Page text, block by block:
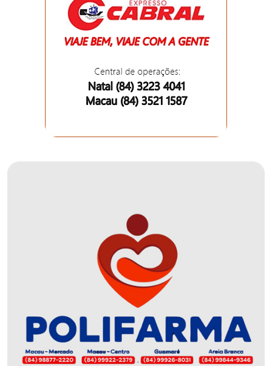
PREPARATÓRIO
DEMISSÕES
DESENVOLVIMENTO
ECONÔMICO
EDUCAÇÃO
ELEIÇÃO